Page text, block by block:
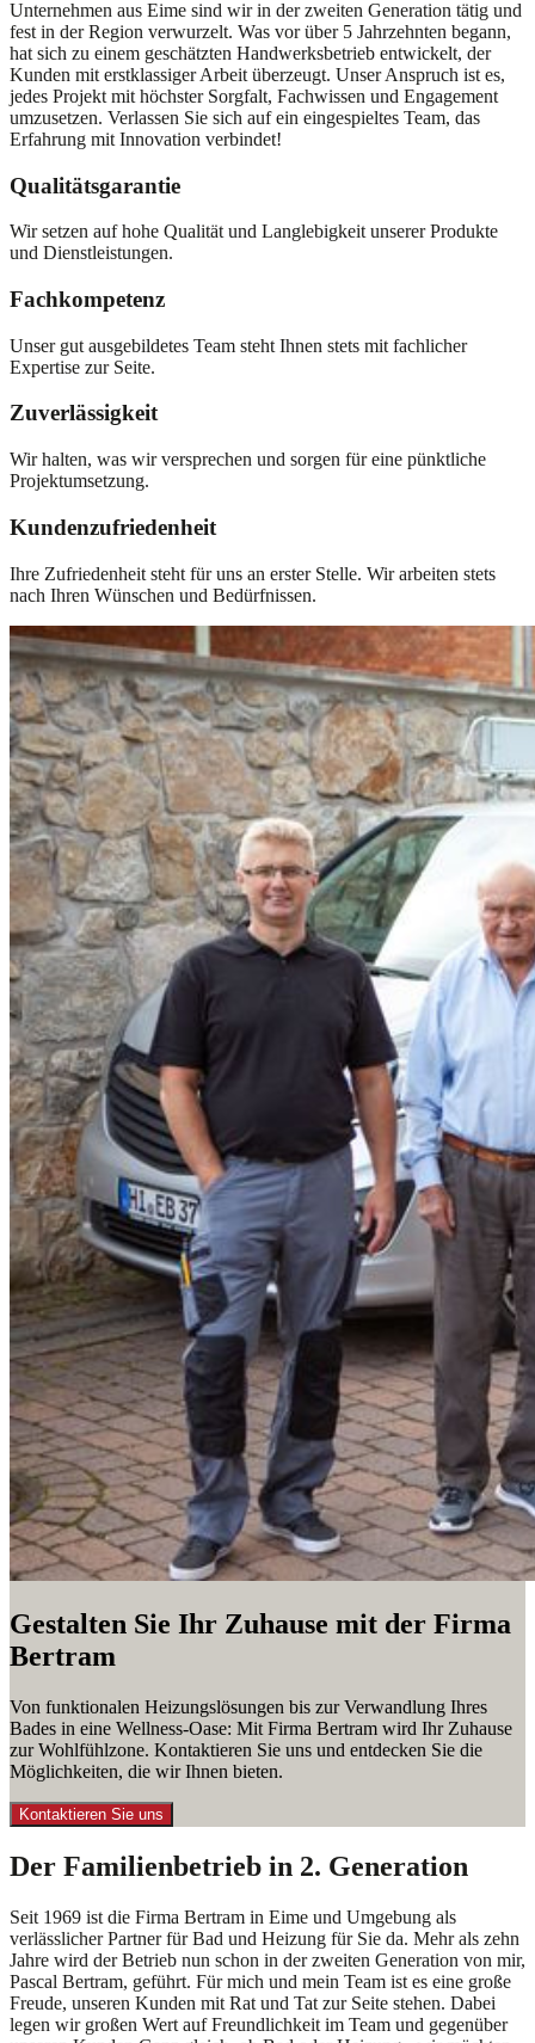
Unternehmen aus Eime sind wir in der zweiten Generation tätig und
fest in der Region verwurzelt. Was vor über 5 Jahrzehnten begann,
hat sich zu einem geschätzten Handwerksbetrieb entwickelt, der
Kunden mit erstklassiger Arbeit überzeugt. Unser Anspruch ist es,
jedes Projekt mit höchster Sorgfalt, Fachwissen und Engagement
umzusetzen. Verlassen Sie sich auf ein eingespieltes Team, das
Erfahrung mit Innovation verbindet!
Qualitätsgarantie
Wir setzen auf hohe Qualität und Langlebigkeit unserer Produkte
und Dienstleistungen.
Fachkompetenz
Unser gut ausgebildetes Team steht Ihnen stets mit fachlicher
Expertise zur Seite.
Zuverlässigkeit
Wir halten, was wir versprechen und sorgen für eine pünktliche
Projektumsetzung.
Kundenzufriedenheit
Ihre Zufriedenheit steht für uns an erster Stelle. Wir arbeiten stets
nach Ihren Wünschen und Bedürfnissen.
Gestalten Sie Ihr Zuhause mit der Firma
Bertram
Von funktionalen Heizungslösungen bis zur Verwandlung Ihres
Bades in eine Wellness-Oase: Mit Firma Bertram wird Ihr Zuhause
zur Wohlfühlzone. Kontaktieren Sie uns und entdecken Sie die
Möglichkeiten, die wir Ihnen bieten.
Kontaktieren Sie uns
Der Familienbetrieb in 2. Generation
Seit 1969 ist die Firma Bertram in Eime und Umgebung als
verlässlicher Partner für Bad und Heizung für Sie da. Mehr als zehn
Jahre wird der Betrieb nun schon in der zweiten Generation von mir,
Pascal Bertram, geführt. Für mich und mein Team ist es eine große
Freude, unseren Kunden mit Rat und Tat zur Seite stehen. Dabei
legen wir großen Wert auf Freundlichkeit im Team und gegenüber